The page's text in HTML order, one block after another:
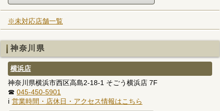
※未対応店舗一覧
神奈川県
横浜店
神奈川県横浜市西区高島2-18-1 そごう横浜店 7F
☎ 045-450-5901
ℹ 営業時間・店休日・アクセス情報はこちら